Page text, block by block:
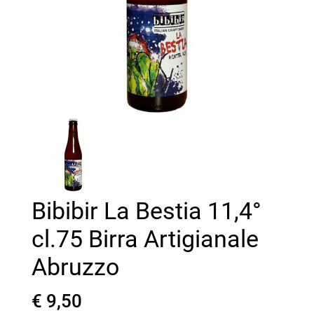
Bibibir La Bestia 11,4°
cl.75 Birra Artigianale
Abruzzo
€ 9,50